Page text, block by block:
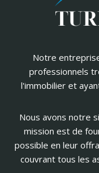
Notre
professionnels
l'immobilier et
Nous avons notre
mission est de
possible en leur
couvrant tous les